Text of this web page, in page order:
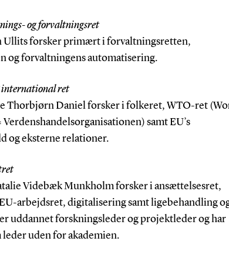
og forvaltningsret
Ullits forsker primært i forvaltningsretten,
og forvaltningens automatisering.
international ret
Thorbjørn Daniel forsker i folkeret, WTO-ret
samt EU’s
og eksterne relationer.
Videbæk Munkholm forsker i ansættelsesret,
arbejdsret, digitalisering samt ligebehandling
uddannet forskningsleder og projektleder og har
leder uden for akademien.